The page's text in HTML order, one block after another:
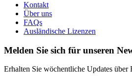
Kontakt
Über uns
FAQs
Ausländische Lizenzen
Melden Sie sich für unseren
Erhalten Sie wöchentliche Updates